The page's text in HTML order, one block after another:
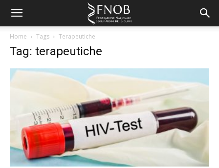
Home Tags Terapeutiche
Tag: terapeutiche